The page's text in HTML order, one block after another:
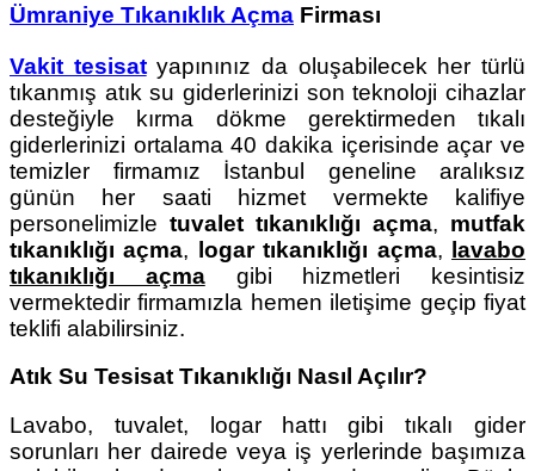
Ümraniye Tıkanıklık Açma Firması
Vakit tesisatyapınınız da oluşabilecek her türlü
tıkanmış atık su giderlerinizi son teknoloji cihazlar
desteğiyle kırma dökme gerektirmeden tıkalı
giderlerinizi ortalama 40 dakika içerisinde açar ve
temizler firmamız İstanbul geneline aralıksız
günün her saati hizmet vermekte kalifiye
personelimizle tuvalet tıkanıklığı açma, mutfak
tıkanıklığı açma, logar tıkanıklığı açma, lavabo
tıkanıklığı açmagibi hizmetleri kesintisiz
vermektedir firmamızla hemen iletişime geçip fiyat
teklifi alabilirsiniz.
Atık Su Tesisat Tıkanıklığı Nasıl Açılır?
Lavabo, tuvalet, logar hattı gibi tıkalı gider
sorunları her dairede veya iş yerlerinde başımıza